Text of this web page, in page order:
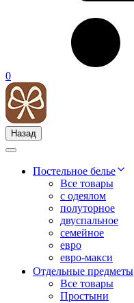
0
Назад
Постельное белье
Все товары
с одеялом
полуторное
двуспальное
семейное
евро
евро-макси
Отдельные предметы
Все товары
Простыни